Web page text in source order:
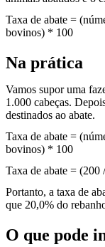
Taxa de abate =
bovinos) * 100
Na prática
Vamos supor uma
1.000 cabeças.
destinados ao abate.
Taxa de abate =
bovinos) * 100
Taxa de abate =
Portanto, a taxa de
que 20,0% do
O que pode